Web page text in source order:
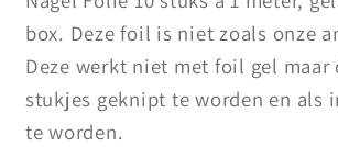
box. Deze foil is niet zoals onze
Deze werkt niet met foil gel
stukjes geknipt te worden en als
te worden.